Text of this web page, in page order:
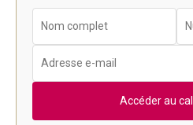
Accéder au